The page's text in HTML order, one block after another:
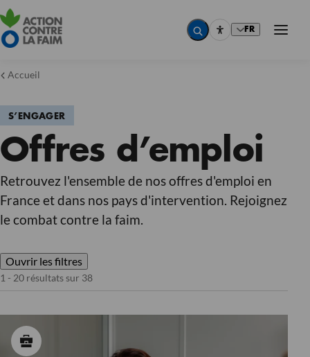
FR
Accueil
S’ENGAGER
Offres d’emploi
Retrouvez l'ensemble de nos offres d'emploi en
France et dans nos pays d'intervention. Rejoignez
le combat contre la faim.
Ouvrir les filtres
Pays
Pays
Pays
Pays
Métier
Métier
Métier
Métier
Type de contrat
Réinitialiser
1 - 20 résultats sur 38